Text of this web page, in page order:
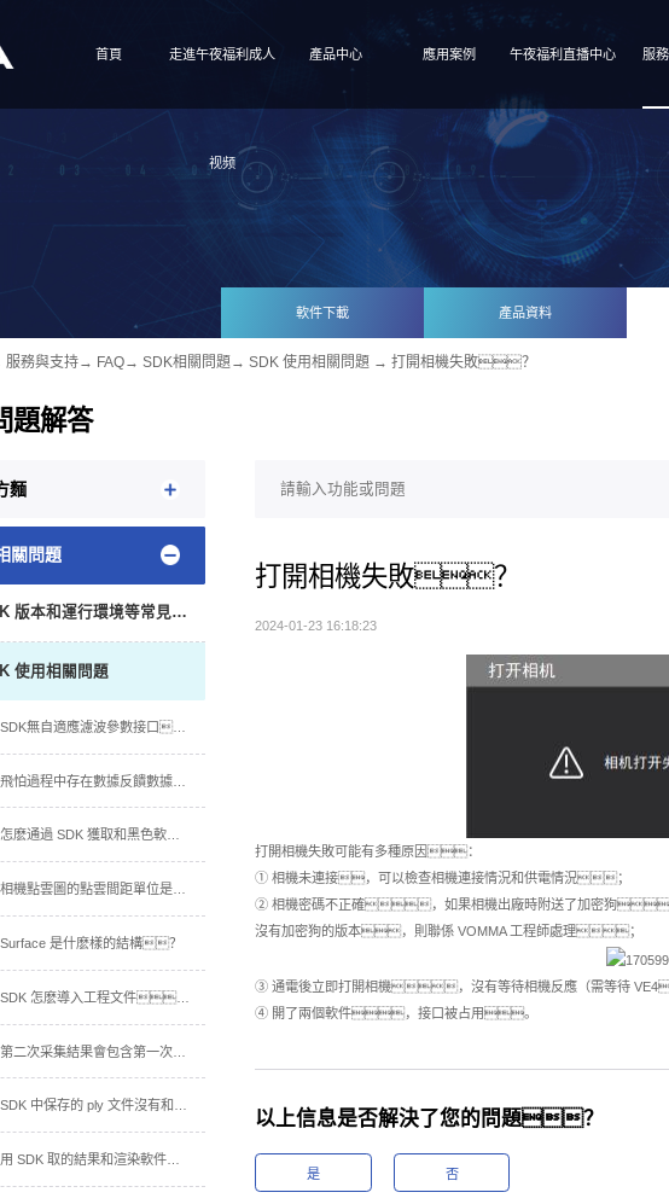
首頁 走進午夜福利成人
视频
產品中心 應用案例 午夜福利直播中心 服
軟件下載 產品資料
服務與支持→ FAQ→ SDK相關問題 → SDK 使用相關問題 → 打開相機失敗？
題解答
麵
關問題
1. SDK 版本和運行環境等常見問題
使用相關問題
2.1. SDK無自適應濾波參數接口？
2.2. 飛怕過程中存在數據反饋數據慢,達不到介紹幀率?
2.3. 怎麽通過 SDK 獲取和黑色軟件一樣的彩色深度圖？
2.4. 相機點雲圖的點雲間距單位是什麽？
是什麽樣的結構？
2.6. SDK 怎麽導入工程文件？
2.7. 第二次采集結果會包含第一次的信息?
2.8. SDK 中保存的 ply 文件沒有和渲染軟件帶顏色一樣的點雲？
2.9. 用 SDK 取的結果和渲染軟件取的結果效果不一樣？
打開相機失敗？
2024-01-23 16:18:23
打開相機失敗可能有多種原因：
① 相機未連接，可以檢查相機連接情況和供電情況；
② 相機密碼不正確，如果相機出廠時附送了加密狗
沒有加密狗的版本，則聯係 VOMMA 工程師處理；
③ 通電後立即打開相機，沒有等待相機反應（需等待
④ 開了兩個軟件，接口被占用。
以上信息是否解決了您的問題？
是 否